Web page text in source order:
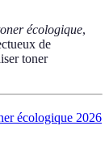
écologique,
de
toner
écologique 2026